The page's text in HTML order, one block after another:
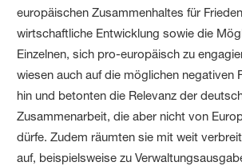
europäischen Zusammenhaltes für
wirtschaftliche Entwicklung sowie die
Einzelnen, sich pro-europäisch zu
wiesen auch auf die möglichen negativen
hin und betonten die Relevanz der
Zusammenarbeit, die aber nicht von
dürfe. Zudem räumten sie mit weit
auf, beispielsweise zu